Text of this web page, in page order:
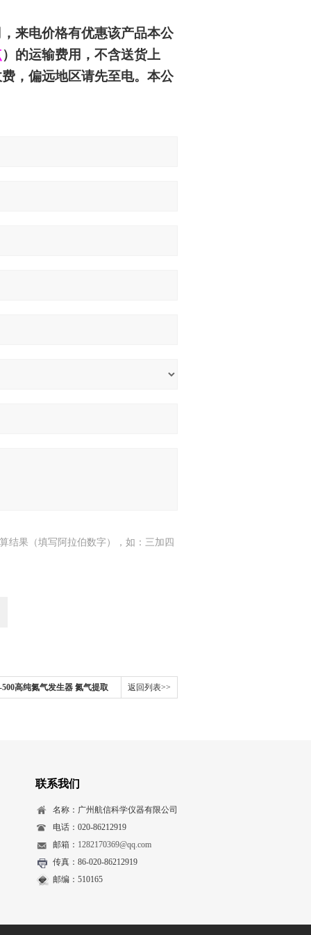
，来电价格有优惠该产品本公
）的运输费用，不含送货上
，偏远地区请先至电。本公
结果（填写阿拉伯数字），如：三加四
高纯氮气发生器 氮气提取 返回列表>>
联系我们
名称：广州航信科学仪器有限公司
电话：020-86212919
邮箱： 1282170369@qq.com
传真：86-020-86212919
邮编：510165